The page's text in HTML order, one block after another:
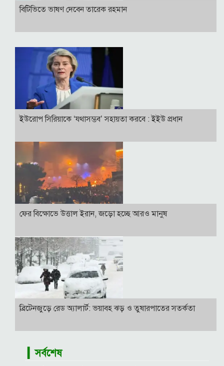
বি‌টি‌ভিতে ভাষণ দেবেন তারেক রহমান
ইউরোপ সিরিয়াকে ‘যথাসম্ভব’ সহায়তা করবে : ইইউ প্রধান
ফের বিক্ষোভে উত্তাল ইরান, জড়ো হচ্ছে আরও মানুষ
ব্রিটেনজুড়ে রেড অ্যালার্ট: ভয়াবহ ঝড় ও তুষারপাতের সতর্কতা
▎সর্বশেষ